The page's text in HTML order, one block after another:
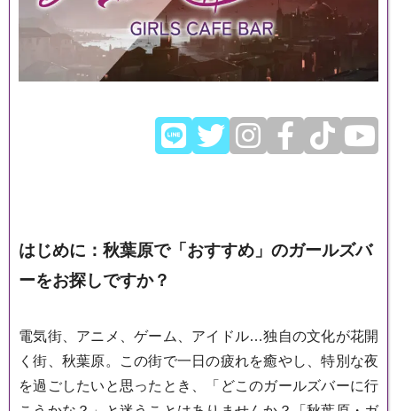
はじめに：秋葉原で「おすすめ」のガールズバ
ーをお探しですか？
電気街、アニメ、ゲーム、アイドル…独自の文化が花開
く街、秋葉原。この街で一日の疲れを癒やし、特別な夜
を過ごしたいと思ったとき、「どこのガールズバーに行